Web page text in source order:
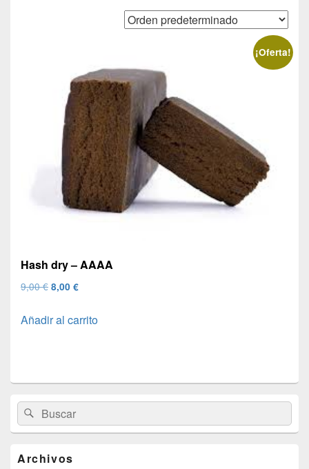
¡Oferta!
Hash dry – AAAA
9,00€ El
original
8,00 €El
actual
Añadir al carrito
área
de
widget
lateral
Buscar
por:
Buscar
Archivos